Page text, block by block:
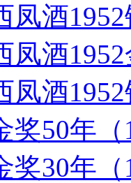
凤酒
凤酒
凤酒
奖50年（
奖30年（